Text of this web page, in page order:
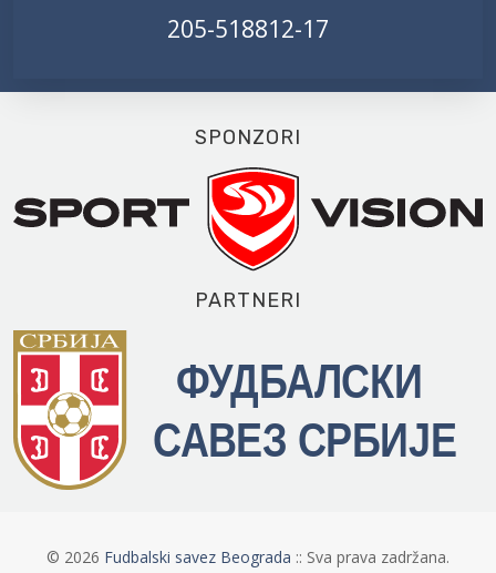
205-518812-17
SPONZORI
PARTNERI
© 2026 Fudbalski savez Beograda :: Sva prava zadržana.